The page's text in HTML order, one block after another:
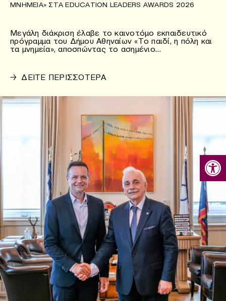
ΜΝΗΜΕΊΑ» ΣΤΑ EDUCATION LEADERS AWARDS 2026
Μεγάλη διάκριση έλαβε το καινοτόμο εκπαιδευτικό
πρόγραμμα του Δήμου Αθηναίων «Το παιδί, η πόλη και
τα μνημεία», αποσπώντας το ασημένιο…
→ ΔΕΙΤΕ ΠΕΡΙΣΣΟΤΕΡΑ